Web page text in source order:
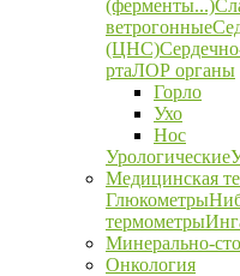
(ферменты...)
ветрогонные
(ЦНС)
ртаЛОР органы
Горло
Ухо
Нос
Урологические
Медицинская
Глюкометры
термометры
Минерально-
Онкология